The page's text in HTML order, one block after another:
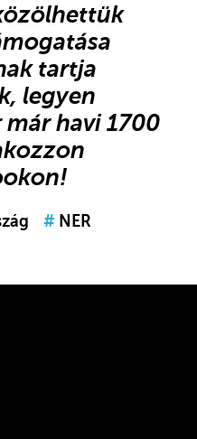
tartja
legyen
havi 1700
!
# NER